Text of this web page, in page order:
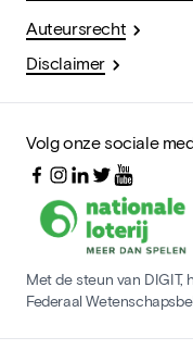
Auteursrecht
Disclaimer
Volg onze sociale
Met de steun van DIGIT,
Federaal